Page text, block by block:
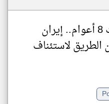
بعد قطيعة دامت 8 أعوام.. إيران
الطريق لاستئناف